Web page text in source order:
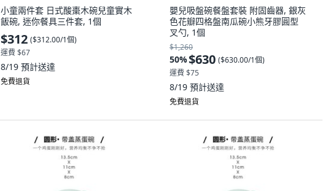
小童兩件套 日式酸棗木碗兒童實木
飯碗, 迷你餐具三件套, 1個
$312 ($312.00/1個)
運費 $67
8/19 預計送達
免費退貨
嬰兒吸盤碗餐盤套裝 附固齒器, 銀灰
色花瓣四格盤南瓜碗小熊牙膠圓型
叉勺, 1個
$1,260
50%$630 ($630.00/1個)
運費 $75
8/19 預計送達
免費退貨